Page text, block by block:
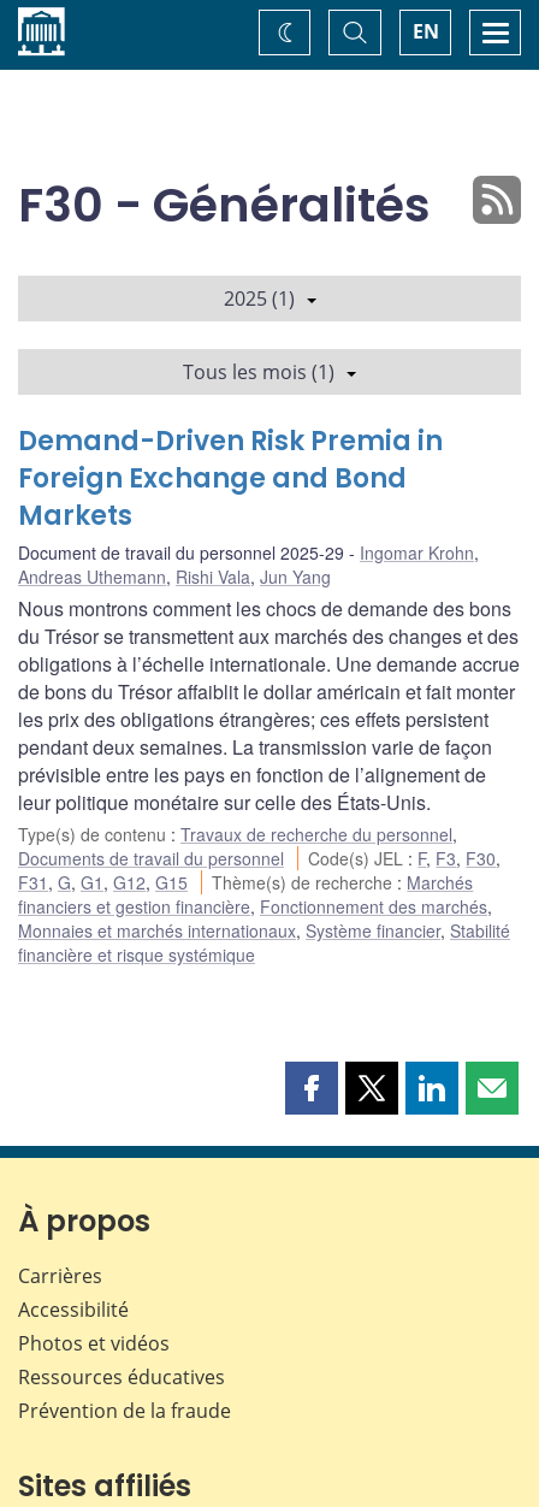
Accueil EN
Basculer
la
recherche
Changez
de
F30 - Généralités
2025 (1)
Tous les mois (1)
Demand-Driven Risk Premia in
Foreign Exchange and Bond
Markets
Document de travail du personnel 2025-29 Ingomar Krohn,
Andreas Uthemann, Rishi Vala, Jun Yang
Nous montrons comment les chocs de demande des bons
du Trésor se transmettent aux marchés des changes et des
obligations à l’échelle internationale. Une demande accrue
de bons du Trésor affaiblit le dollar américain et fait monter
les prix des obligations étrangères; ces effets persistent
pendant deux semaines. La transmission varie de façon
prévisible entre les pays en fonction de l’alignement de
leur politique monétaire sur celle des États-Unis.
Type(s) de contenu : Travaux de recherche du personnel,
Documents de travail du personnel
Code(s) JEL : F, F3, F30,
F31 , G, G1 , G12, G15 Thème(s) de recherche : Marchés
financiers et gestion financière, Fonctionnement des marchés,
Monnaies et marchés internationaux, Système financier, Stabilité
financière et risque systémique
Partager
page
Partager
page
Partager
page page
À propos
Carrières
Accessibilité
Photos et vidéos
Ressources éducatives
Prévention de la fraude
Sites affiliés